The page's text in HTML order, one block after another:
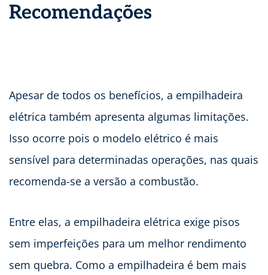
Recomendações
Apesar de todos os benefícios, a empilhadeira
elétrica também apresenta algumas limitações.
Isso ocorre pois o modelo elétrico é mais
sensível para determinadas operações, nas quais
recomenda-se a versão a combustão.
Entre elas, a empilhadeira elétrica exige pisos
sem imperfeições para um melhor rendimento
sem quebra. Como a empilhadeira é bem mais